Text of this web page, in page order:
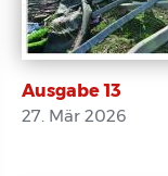
Ausgabe 13
27. Mär 2026